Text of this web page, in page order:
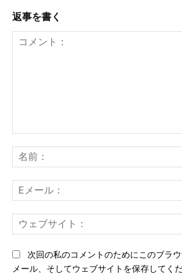
返事を書く
ン
ト：
次回の私のコメントのためにこのブラ
メール、そしてウェブサイトを保存してくだ